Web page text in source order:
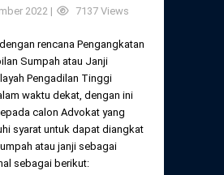
Domisili Anggota
Perpindahan Domisili
Anggota
Pengumuman
Peraturan Pelaksanaan
Dewan Kehormatan Pusat
Dewan Kehormatan Daerah
Pengawas Pusat
Pengawas Daerah
Peraturan Pelaksanaan
of Good Standing (COGS)
2022 | 7137 Views
rencana Pengangkatan
Sumpah atau Janji
Pengadilan Tinggi
waktu dekat, dengan ini
calon Advokat yang
syarat untuk dapat diangkat
atau janji sebagai
sebagai berikut: